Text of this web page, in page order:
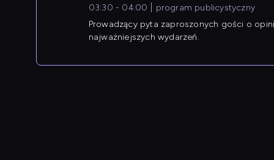
03:30 - 04:00
program publicystyczny
Prowadzący pyta zaproszonych gości o
najważniejszych wydarzeń.